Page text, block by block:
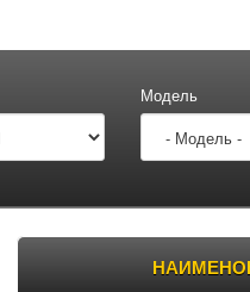
Модель
Товары